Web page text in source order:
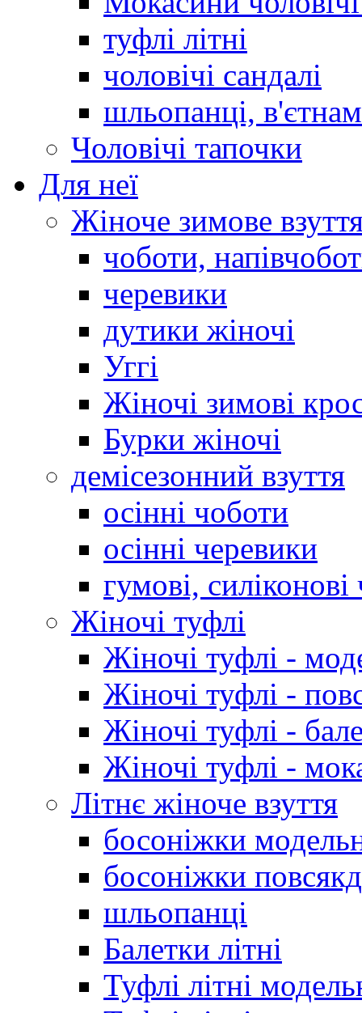
туфлі літні
чоловічі сандалі
шльопанці,
Чоловічі тапочки
Для неї
Жіноче зимове
чоботи,
черевики
дутики жіночі
Уггі
Жіночі зимові
Бурки жіночі
демісезонний взуття
осінні чоботи
осінні черевики
гумові,
Жіночі туфлі
Жіночі туфлі -
Жіночі туфлі -
Жіночі туфлі -
Жіночі туфлі -
Літнє жіноче взуття
босоніжки
босоніжки
шльопанці
Балетки літні
Туфлі літні